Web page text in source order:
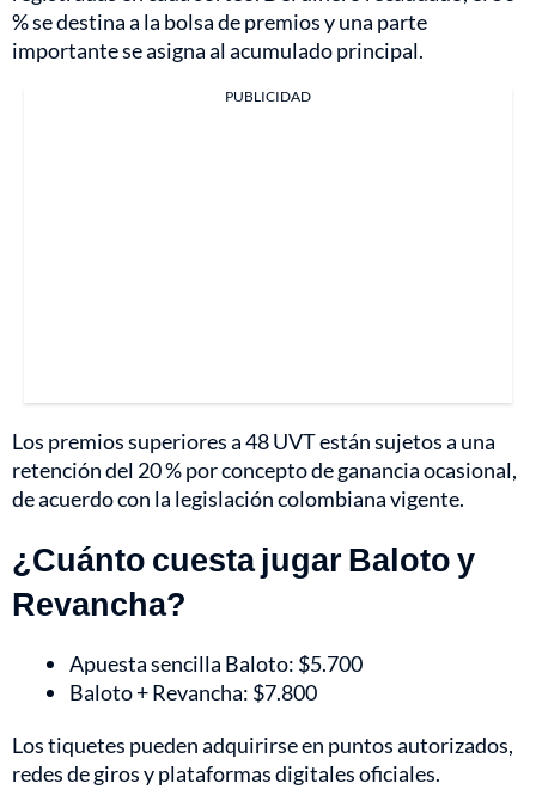
% se destina a la bolsa de premios y una parte
importante se asigna al acumulado principal.
PUBLICIDAD
Los premios superiores a 48 UVT están sujetos a una
retención del 20 % por concepto de ganancia ocasional,
de acuerdo con la legislación colombiana vigente.
¿Cuánto cuesta jugar Baloto y
Revancha?
Apuesta sencilla Baloto: $5.700
Baloto + Revancha: $7.800
Los tiquetes pueden adquirirse en puntos autorizados,
redes de giros y plataformas digitales oficiales.